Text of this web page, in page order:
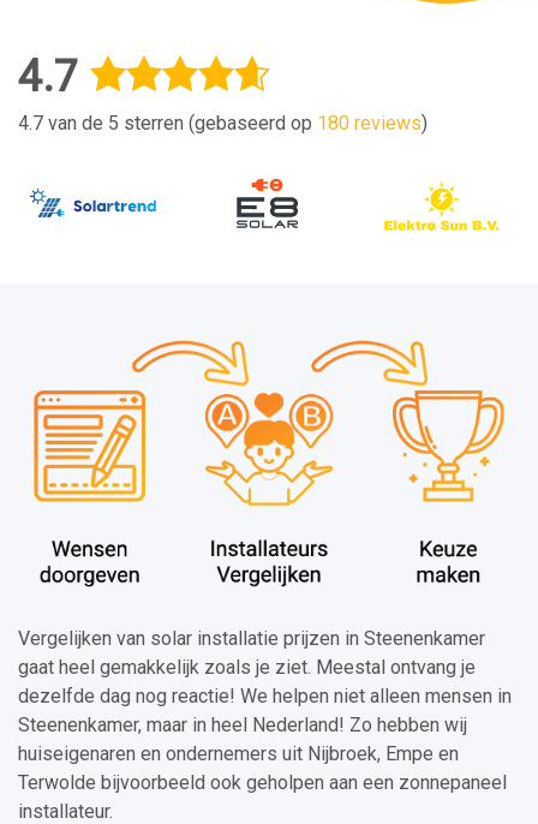
4.7
4.7 van de 5 sterren (gebaseerd op 180 reviews)
Vergelijken van solar installatie prijzen in Steenenkamer
gaat heel gemakkelijk zoals je ziet. Meestal ontvang je
dezelfde dag nog reactie! We helpen niet alleen mensen in
Steenenkamer, maar in heel Nederland! Zo hebben wij
huiseigenaren en ondernemers uit Nijbroek, Empe en
Terwolde bijvoorbeeld ook geholpen aan een zonnepaneel
installateur.